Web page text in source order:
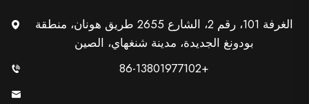
الغرفة 101، رقم 2، الشارع 2655 طريق هونان، منطقة
بودونغ الجديدة، مدينة شنغهاي، الصين
+86-13801977102